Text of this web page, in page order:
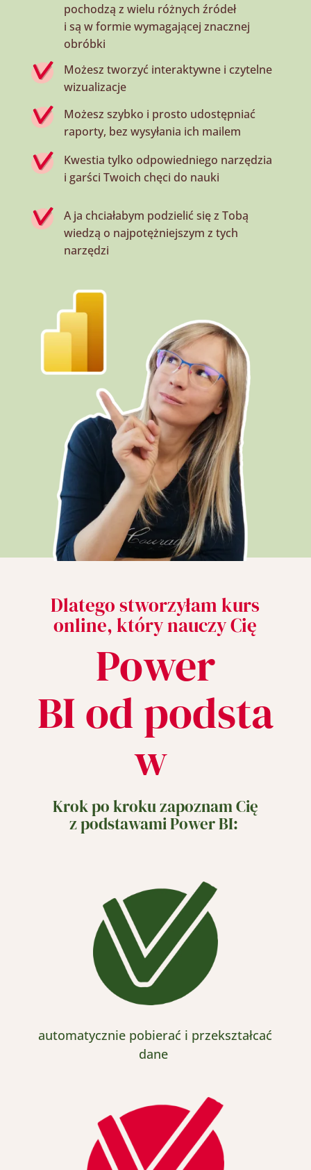
pochodzą z wielu różnych źródeł
i są w formie wymagającej znacznej
obróbki
Możesz tworzyć interaktywne i czytelne
wizualizacje
Możesz szybko i prosto udostępniać
raporty, bez wysyłania ich mailem
Kwestia tylko odpowiedniego narzędzia
i garści Twoich chęci do nauki
A ja chciałabym podzielić sięz Tobą
wiedzą o najpotężniejszym z tych
narzędzi
Dlatego stworzyłam kurs
online, który nauczy Cię
Power
BI od podsta
w
Krok po kroku zapoznam Cię
z podstawami Power BI:
automatycznie pobierać i przekształcać
dane